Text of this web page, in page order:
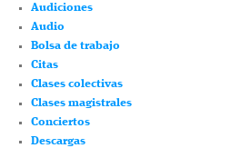
Audiciones
Audio
Bolsa de trabajo
Citas
Clases colectivas
Clases magistrales
Conciertos
Descargas